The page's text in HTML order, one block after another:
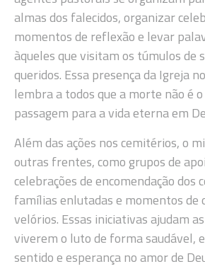
almas dos falecidos, organizar
momentos de reflexão e levar
àqueles que visitam os túmulos de
queridos. Essa presença da Igreja
lembra a todos que a morte não é
passagem para a vida eterna em
Além das ações nos cemitérios, o
outras frentes, como grupos de
celebrações de encomendação dos
famílias enlutadas e momentos de
velórios. Essas iniciativas ajudam
viverem o luto de forma saudável,
sentido e esperança no amor de